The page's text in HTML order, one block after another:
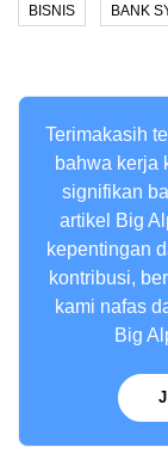
BISNIS BANK
Terimakasih
bahwa kerja
signifikan
artikel Big
kepentingan
kontribusi,
kami nafas
Big